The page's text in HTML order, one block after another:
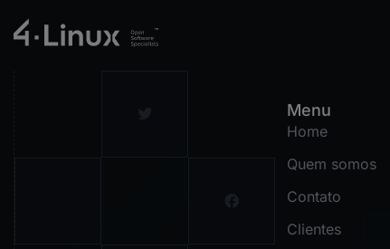
Menu
Home
Quem somos
Contato
Clientes